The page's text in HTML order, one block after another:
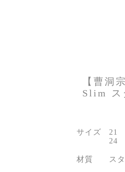
【曹洞
Slim ス
サイズ
21
24
材質 ス